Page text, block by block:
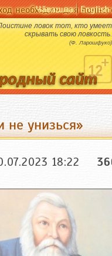
необходим для
Чӑвашла English
ловок тот, кто умеет
скрывать свою ловкость.
(Ф. Ларошфуко)
не унизься»
18:22